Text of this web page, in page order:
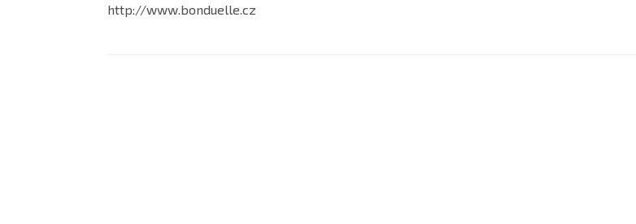
http://www.bonduelle.cz